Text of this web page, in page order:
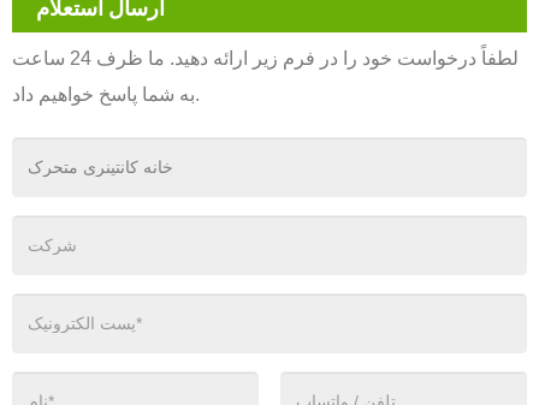
ارسال استعلام
لطفاً درخواست خود را در فرم زیر ارائه دهید. ما ظرف 24 ساعت
به شما پاسخ خواهیم داد.